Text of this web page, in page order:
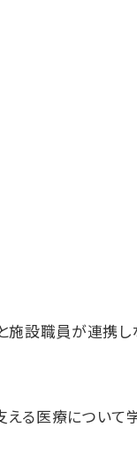
設職員が連携し
える医療について